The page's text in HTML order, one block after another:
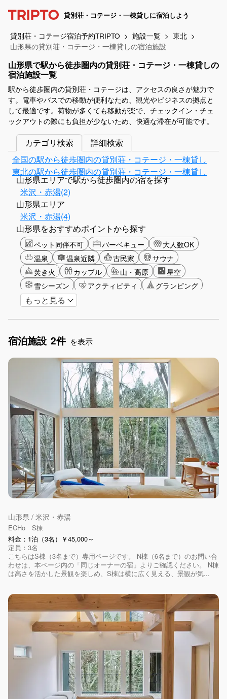
貸別荘・コテージ・一棟貸しに宿泊しよう
貸別荘・コテージ宿泊予約TRIPTO 施設一覧
東北
山形県の貸別荘・コテージ・一棟貸しの宿泊施設
山形県で駅から徒歩圏内の貸別荘・コテージ・一棟貸しの
宿泊施設一覧
駅から徒歩圏内の貸別荘・コテージは、アクセスの良さが魅力で
す。電車やバスでの移動が便利なため、観光やビジネスの拠点と
して最適です。荷物が多くても移動が楽で、チェックイン・チェ
ックアウトの際にも負担が少ないため、快適な滞在が可能です。
カテゴリ検索
詳細検索
全国の駅から徒歩圏内の貸別荘・コテージ・一棟貸し
東北の駅から徒歩圏内の貸別荘・コテージ・一棟貸し
山形県エリアで駅から徒歩圏内の宿を探す
米沢・赤湯(2)
山形県エリア
米沢・赤湯(4)
山形県をおすすめポイントから探す
ペット同伴不可 バーベキュー
大人数OK
温泉
温泉近隣 古民家
サウナ
焚き火
カップル 山・高原
星空
雪シーズン
アクティビティ
グランピング
グリーンツーリズム
もっと見る
宿泊施設 2件 を表示
山形県 / 米沢・赤湯
ECHō S棟
料金：1泊（3名）￥45,000～
定員：3名
こちらはS棟（3名まで）専用ページです。 N棟（6名まで）のお問い合
わせは、本ページ内の「同じオーナーの宿」よりご確認ください。 N棟
は高さを活かした景観を楽しめ、S棟は横に広く見える、景観が気...